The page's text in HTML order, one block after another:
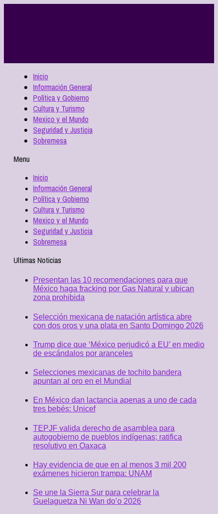
Inicio
Información General
Política y Gobierno
Cultura y Turismo
Mexico y el Mundo
Seguridad y Justicia
Sobremesa
Menu
Inicio
Información General
Política y Gobierno
Cultura y Turismo
Mexico y el Mundo
Seguridad y Justicia
Sobremesa
Ultimas Noticias
Presentan las 10 recomendaciones para que
México haga fracking por Gas Natural y ubican
zona prohibida
Selección mexicana de natación artística abre
con dos oros y una plata en Santo Domingo 2026
Trump dice que ‘México perjudicó a EU’ en medio
de escándalos por aranceles
Selecciones mexicanas de tochito bandera
apuntan al oro en el Mundial
En México dan lactancia apenas a uno de cada
tres bebés: Unicef
TEPJF valida derecho de asamblea para
autogobierno de pueblos indígenas; ratifica
resolutivo en Oaxaca
Hay evidencia de que en al menos 3 mil 200
exámenes hicieron trampa: UNAM
Se une la Sierra Sur para celebrar la
Guelaguetza Ni Wan do’o 2026